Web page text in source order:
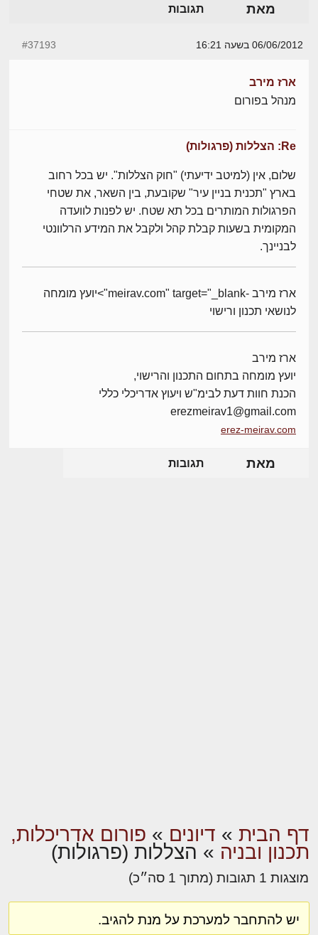
מאת תגובות
06/06/2012 בשעה 16:21 #37193
ארז מירב
מנהל בפורום
Re: הצללות (פרגולות)
שלום, אין (למיטב ידיעתי) "חוק הצללות". יש בכל רחוב
בארץ "תכנית בניין עיר" שקובעת, בין השאר, את שטחי
הפרגולות המותרים בכל תא שטח. יש לפנות לוועדה
המקומית בשעות קבלת קהל ולקבל את המידע הרלוונטי
לבניינך.
ארז מירב -meirav.com" target="_blank">יועץ מומחה
לנושאי תכנון ורישוי
ארז מירב
יועץ מומחה בתחום התכנון והרישוי,
הכנת חוות דעת לבימ"ש ויעוץ אדריכלי כללי
erezmeirav1@gmail.com
erez-meirav.com
מאת תגובות
דף הבית » דיונים » פורום אדריכלות,
תכנון ובניה » הצללות (פרגולות)
מוצגות 1 תגובות (מתוך 1 סה״כ)
יש להתחבר למערכת על מנת להגיב.